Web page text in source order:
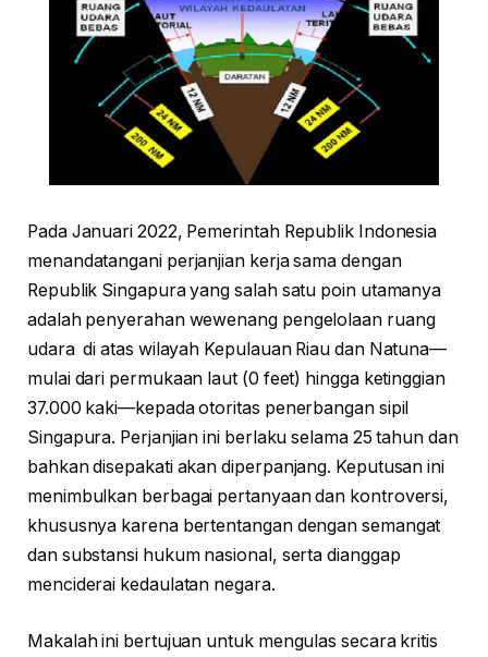
Pada Januari 2022, Pemerintah Republik Indonesia
menandatangani perjanjian kerja sama dengan
Republik Singapura yang salah satu poin utamanya
adalah penyerahan wewenang pengelolaan ruang
udara di atas wilayah Kepulauan Riau dan Natuna—
mulai dari permukaan laut (0 feet) hingga ketinggian
37.000 kaki—kepada otoritas penerbangan sipil
Singapura. Perjanjian ini berlaku selama 25 tahun dan
bahkan disepakati akan diperpanjang. Keputusan ini
menimbulkan berbagai pertanyaan dan kontroversi,
khususnya karena bertentangan dengan semangat
dan substansi hukum nasional, serta dianggap
menciderai kedaulatan negara.
Makalah ini bertujuan untuk mengulas secara kritis